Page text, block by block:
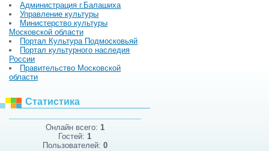
Администрация г.Балашиха
Управление культуры
Министерство культуры
Московской области
Портал Культура Подмосковьяй
Портал культурного наследия
России
Правительство Московской
области
Статистика
Онлайн всего: 1
Гостей:1
Пользователей: 0